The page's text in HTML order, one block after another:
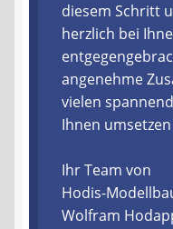
Elektro- und
Öle- und
Vereine & Foren
Kontakt
diesem Schritt
herzlich bei
angenehme
vielen
Ihnen
Ihr Team von
Hodis-
Wolfram